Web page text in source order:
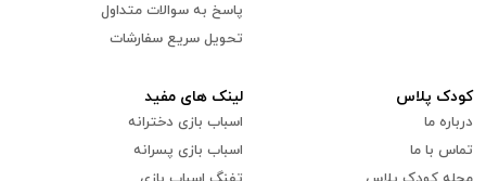
پاسخ به سوالات متداول
تحویل سریع سفارشات
کودک پلاس
درباره ما
تماس با ما
لینک های مفید
اسباب بازی دخترانه
اسباب بازی پسرانه